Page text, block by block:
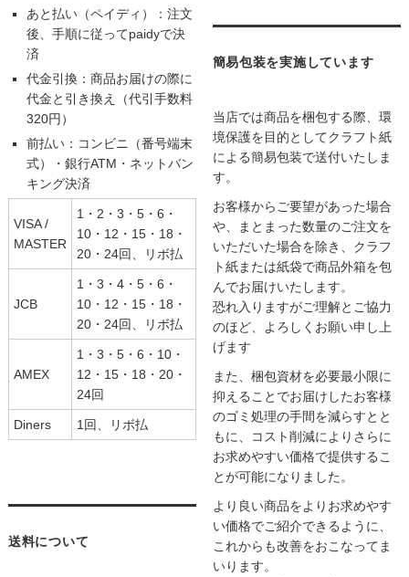
あと払い（ペイディ）：注文
後、手順に従ってpaidyで決
済
代金引換：商品お届けの際に
代金と引き換え（代引手数料
320円）
前払い：コンビニ（番号端末
式）・銀行ATM・ネットバン
キング決済
VISA /
MASTER
1・2・3・5・6・
10・12・15・18・
20・24回、リボ払
JCB
1・3・4・5・6・
10・12・15・18・
20・24回、リボ払
AMEX
1・3・5・6・10・
12・15・18・20・
24回
Diners 1回、リボ払
送料について
簡易包装を実施しています
当店では商品を梱包する際、環
境保護を目的としてクラフト紙
による簡易包装で送付いたしま
す。
お客様からご要望があった場合
や、まとまった数量のご注文を
いただいた場合を除き、クラフ
ト紙または紙袋で商品外箱を包
んでお届けいたします。
恐れ入りますがご理解とご協力
のほど、よろしくお願い申し上
げます
また、梱包資材を必要最小限に
抑えることでお届けしたお客様
のゴミ処理の手間を減らすとと
もに、コスト削減によりさらに
お求めやすい価格で提供するこ
とが可能になりました。
より良い商品をよりお求めやす
い価格でご紹介できるように、
これからも改善をおこなってま
いります。